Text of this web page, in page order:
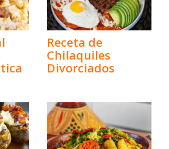
Receta de
Chilaquiles
Divorciados